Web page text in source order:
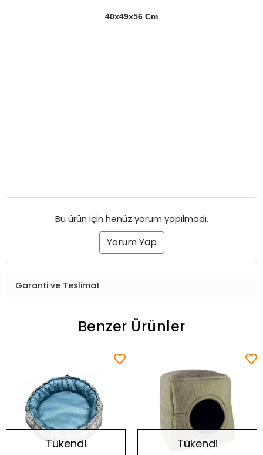
40x49x56 Cm
Bu ürün için henüz yorum yapılmadı.
Yorum Yap
Garanti ve Teslimat
Benzer Ürünler
Tükendi Tükendi